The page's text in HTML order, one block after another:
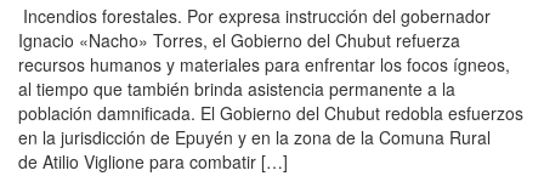
Incendios forestales. Por expresa instrucción del gobernador
Ignacio «Nacho» Torres, el Gobierno del Chubut refuerza
recursos humanos y materiales para enfrentar los focos ígneos,
al tiempo que también brinda asistencia permanente a la
población damnificada. El Gobierno del Chubut redobla esfuerzos
en la jurisdicción de Epuyén y en la zona de la Comuna Rural
de Atilio Viglione para combatir […]